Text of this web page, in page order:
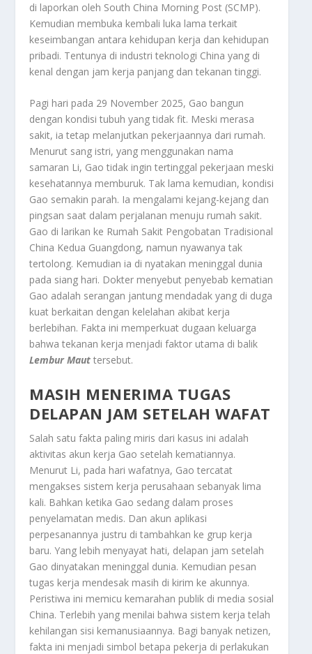
di laporkan oleh South China Morning Post (SCMP).
Kemudian membuka kembali luka lama terkait
keseimbangan antara kehidupan kerja dan kehidupan
pribadi. Tentunya di industri teknologi China yang di
kenal dengan jam kerja panjang dan tekanan tinggi.
Pagi hari pada 29 November 2025, Gao bangun
dengan kondisi tubuh yang tidak fit. Meski merasa
sakit, ia tetap melanjutkan pekerjaannya dari rumah.
Menurut sang istri, yang menggunakan nama
samaran Li, Gao tidak ingin tertinggal pekerjaan meski
kesehatannya memburuk. Tak lama kemudian, kondisi
Gao semakin parah. Ia mengalami kejang-kejang dan
pingsan saat dalam perjalanan menuju rumah sakit.
Gao di larikan ke Rumah Sakit Pengobatan Tradisional
China Kedua Guangdong, namun nyawanya tak
tertolong. Kemudian ia di nyatakan meninggal dunia
pada siang hari. Dokter menyebut penyebab kematian
Gao adalah serangan jantung mendadak yang di duga
kuat berkaitan dengan kelelahan akibat kerja
berlebihan. Fakta ini memperkuat dugaan keluarga
bahwa tekanan kerja menjadi faktor utama di balik
Lembur Maut tersebut.
MASIH MENERIMA TUGAS
DELAPAN JAM SETELAH WAFAT
Salah satu fakta paling miris dari kasus ini adalah
aktivitas akun kerja Gao setelah kematiannya.
Menurut Li, pada hari wafatnya, Gao tercatat
mengakses sistem kerja perusahaan sebanyak lima
kali. Bahkan ketika Gao sedang dalam proses
penyelamatan medis. Dan akun aplikasi
perpesanannya justru di tambahkan ke grup kerja
baru. Yang lebih menyayat hati, delapan jam setelah
Gao dinyatakan meninggal dunia. Kemudian pesan
tugas kerja mendesak masih di kirim ke akunnya.
Peristiwa ini memicu kemarahan publik di media sosial
China. Terlebih yang menilai bahwa sistem kerja telah
kehilangan sisi kemanusiaannya. Bagi banyak netizen,
fakta ini menjadi simbol betapa pekerja di perlakukan